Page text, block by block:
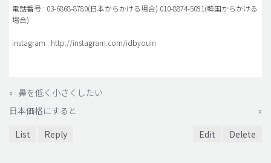
電話番号 : 03-6868-8780(日本からかける場合) 010-8874-5091(韓国からかける
場合)
instagram : http://instagram.com/idbyouin
« 鼻を低く小さくしたい
日本価格にすると
»
List
Reply Edit Delete